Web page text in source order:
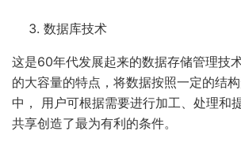
数据库技术
这是60年代发展起来的数据存储管理技
的大容量的特点，将数据按照一定的结
中， 用户可根据需要进行加工、处理和
共享创造了最为有利的条件。